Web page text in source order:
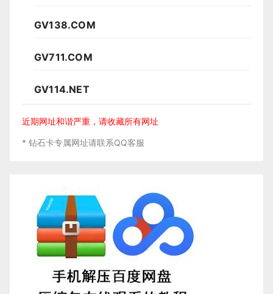
GV138.COM
GV711.COM
GV114.NET
近期网址和谐严重，请收藏所有网址
* 钻石卡专属网址请联系QQ客服